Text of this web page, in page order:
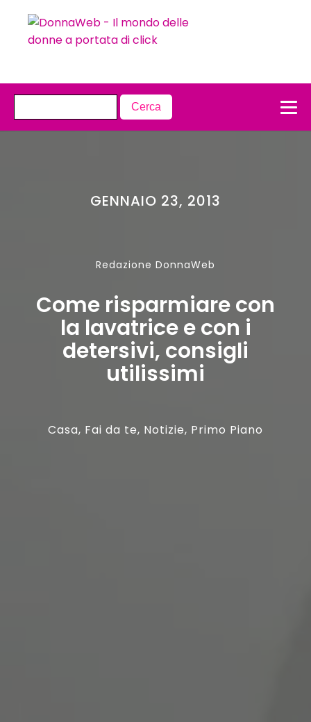
GENNAIO 23, 2013
Redazione DonnaWeb
Come risparmiare con
la lavatrice e con i
detersivi, consigli
utilissimi
Casa, Fai da te, Notizie, Primo Piano